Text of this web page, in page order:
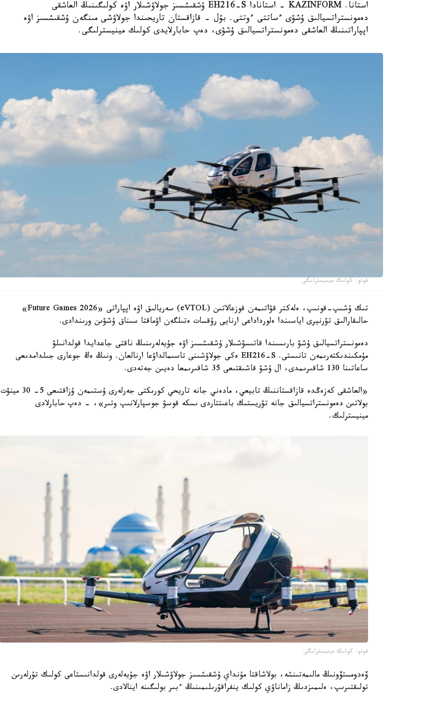
استانا. KAZINFORM - استانادا EH216-S ۇشقىشسىز جولاۋشىلار اۋە كولىگىنىڭ العاشقى
دەمونستراتسيالىق ۇشۋى ءساتتى ءوتتى. بۇل - قازاقستان تاريحىندا جولاۋشى مىنگەن ۇشقىشسىز اۋە
اپپاراتىنىڭ العاشقى دەمونستراتسيالىق ۇشۋى، دەپ حابارلايدى كولىك مينيسترلىگى.
فوتو: كولىك مينيسترلىگى
تىك ۇشىپ-قونىپ، ەلەكتر قۋاتىمەن قوزعالاتىن (eVTOL) سەريالىق اۋە اپپاراتى «Future Games 2026»
حالىقارالىق تۋرنيرى اياسىندا ەلورداداعى ارنايى رۇقسات ەتىلگەن اۋماقتا سىناق ۇشۋىن ورىندادى.
دەمونستراتسيالىق ۇشۋ بارىسىندا قاتىسۋشىلار ۇشقىشسىز اۋە جۇيەلەرىنىڭ ناقتى جاعدايدا قولدانىلۋ
مۇمكىندىكتەرىمەن تانىستى. EH216-S ەكى جولاۋشىنى تاسىمالداۋعا ارنالعان. ونىڭ ەڭ جوعارى جىلدامدىعى
ساعاتىنا 130 شاقىرىمدى، ال ۇشۋ قاشىقتىعى 35 شاقىرىمعا دەيىن جەتەدى.
«العاشقى كەزەڭدە قازاقستاننىڭ تابيعي، مادەني جانە تاريحي كورىكتى جەرلەرى ۇستىمەن ۇزاقتىعى 5- 30 مينۋت
بولاتىن دەمونستراتسيالىق جانە تۋريستىك باعىتتاردى ىسكە قوسۋ جوسپارلانىپ وتىر»، - دەپ حابارلادى
مينيسترلىك.
فوتو: كولىك مينيسترلىگى
ۆەدومستۆونىڭ مالىمەتىنشە، بولاشاقتا مۇنداي ۇشقىشسىز جولاۋشىلار اۋە جۇيەلەرى قولدانىستاعى كولىك تۇرلەرىن
تولىقتىرىپ، ەلىمىزدىڭ زاماناۋي كولىك ينفراقۇرىلىمىنىڭ ءبىر بولىگىنە اينالادى.